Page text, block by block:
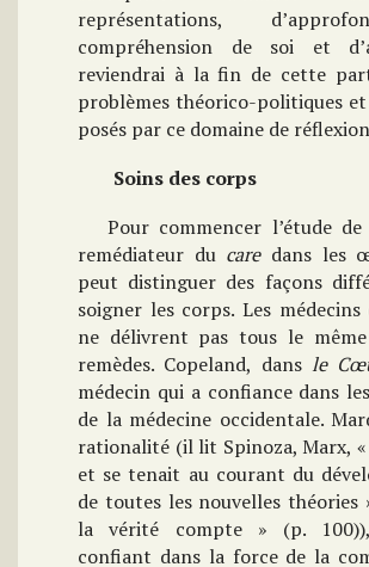
représentations,
compréhension de soi et
reviendrai à la fin de cette
problèmes théorico-politiques
posés par ce domaine de
Soins des corps
Pour commencer l’étude
remédiateur du caredans les
peut distinguer des façons
soigner les corps. Les
ne délivrent pas tous le
remèdes. Copeland, dans le
médecin qui a confiance dans
de la médecine occidentale.
rationalité (il lit Spinoza, Marx,
et se tenait au courant du
de toutes les nouvelles théories
la vérité compte » (p.
confiant dans la force de la